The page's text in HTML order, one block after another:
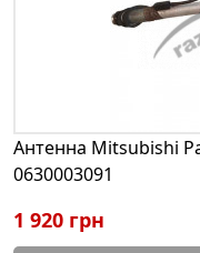
Антенна Mitsubishi
0630003091
1 920 грн